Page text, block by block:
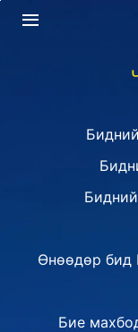
Өнөөдөр бид
Бие